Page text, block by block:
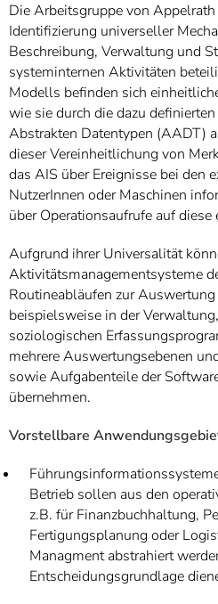
Die Arbeitsgruppe von
Identifizierung universeller
Beschreibung, Verwaltung und
systeminternen Aktivitäten
Modells befinden sich
wie sie durch die dazu
Abstrakten Datentypen (AADT)
dieser Vereinheitlichung von
das AIS über Ereignisse bei den
NutzerInnen oder Maschinen
über Operationsaufrufe auf diese
Aufgrund ihrer Universalität
Aktivitätsmanagementsysteme
Routineabläufen zur
beispielsweise in der
soziologischen
mehrere Auswertungsebenen
sowie Aufgabenteile der
übernehmen.
Vorstellbare
Betrieb sollen aus den
z.B. für Finanzbuchhaltung,
Fertigungsplanung oder
Managment abstrahiert
Entscheidungsgrundlage